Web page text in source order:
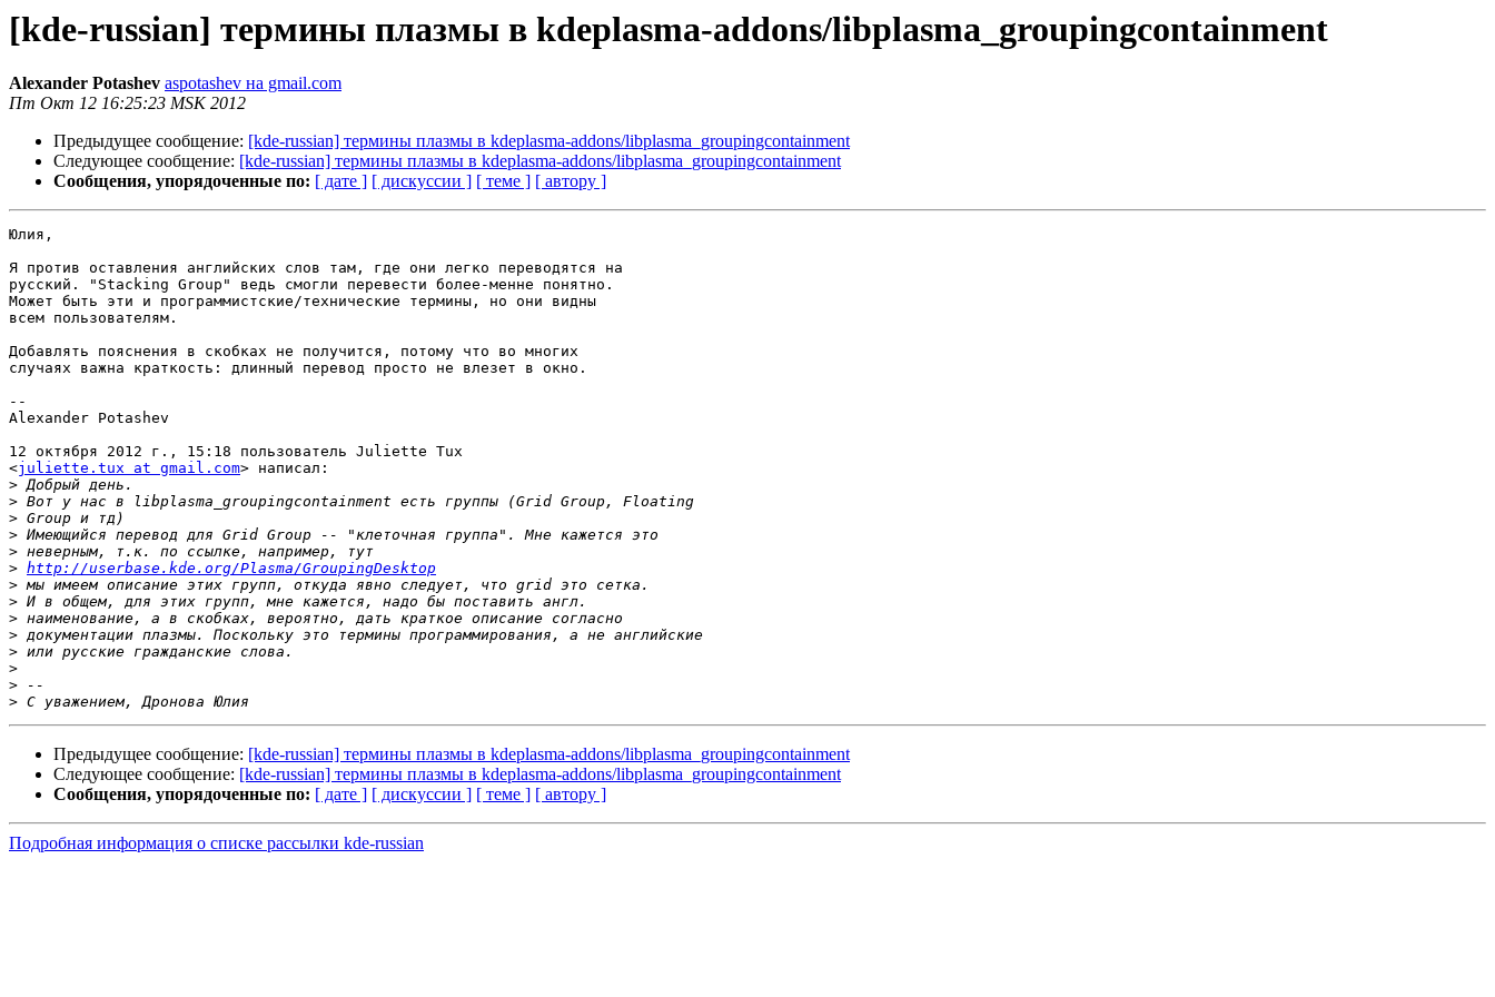
[kde-russian] термины плазмы в kdeplasma-addons/libplasma_groupingcontainment
Alexander Potashev aspotashev на gmail.com
Пт Окт 12 16:25:23 MSK 2012
Предыдущее сообщение: [kde-russian] термины плазмы в kdeplasma-addons/libplasma_groupingcontainment
Следующее сообщение: [kde-russian] термины плазмы в kdeplasma-addons/libplasma_groupingcontainment
Сообщения, упорядоченные по: [ дате ] [ дискуссии ] [ теме ] [ автору ]
Юлия,
Я против оставления английских слов там, где они легко переводятся на
русский. "Stacking Group" ведь смогли перевести более-менне понятно.
Может быть эти и программистские/технические термины, но они видны
всем пользователям.
Добавлять пояснения в скобках не получится, потому что во многих
случаях важна краткость: длинный перевод просто не влезет в окно.
--
Alexander Potashev
12 октября 2012 г., 15:18 пользователь Juliette Tux
<juliette.tux at gmail.com> написал:
>
>
>
>
>
> http://userbase.kde.org/Plasma/GroupingDesktop
>
>
>
>
>
>
>
>
Предыдущее сообщение: [kde-russian] термины плазмы в kdeplasma-addons/libplasma_groupingcontainment
Следующее сообщение: [kde-russian] термины плазмы в kdeplasma-addons/libplasma_groupingcontainment
Сообщения, упорядоченные по: [ дате ] [ дискуссии ] [ теме ] [ автору ]
Подробная информация о списке рассылки kde-russian